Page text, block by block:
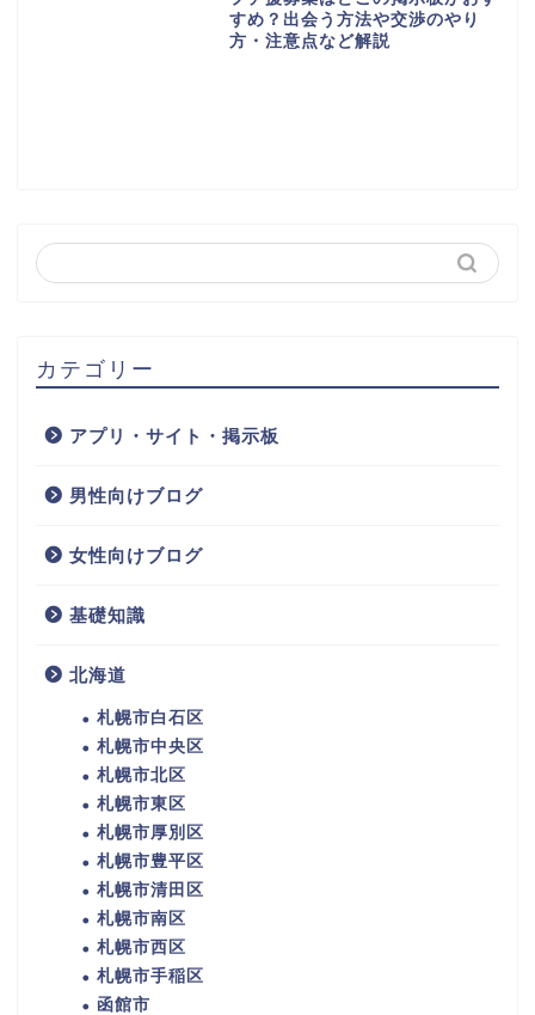
すめ？出会う方法や交渉のやり
方・注意点など解説
カテゴリー
アプリ・サイト・掲示板
男性向けブログ
女性向けブログ
基礎知識
北海道
札幌市白石区
札幌市中央区
札幌市北区
札幌市東区
札幌市厚別区
札幌市豊平区
札幌市清田区
札幌市南区
札幌市西区
札幌市手稲区
函館市